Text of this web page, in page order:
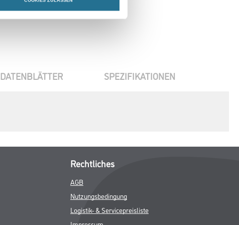
DATENBLÄTTER SPEZIFIKATIONEN
Rechtliches
AGB
Nutzungsbedingung
Logistik- & Servicepreisliste